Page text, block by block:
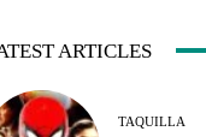
ARTICLES
TAQUILLA